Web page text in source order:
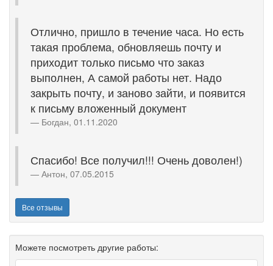
Отлично, пришло в течение часа. Но есть
такая проблема, обновляешь почту и
приходит только письмо что заказ
выполнен, А самой работы нет. Надо
закрыть почту, и заново зайти, и появится
к письму вложенный документ
Богдан, 01.11.2020
Спасибо! Все получил!!! Очень доволен!)
Антон, 07.05.2015
Все отзывы
Можете посмотреть другие работы: